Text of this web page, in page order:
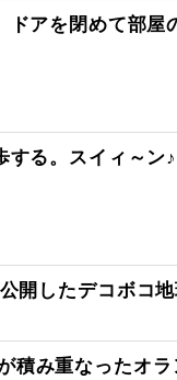
ドアを閉めて部
する。スイィ～
開したデコボコ
積み重なったオ